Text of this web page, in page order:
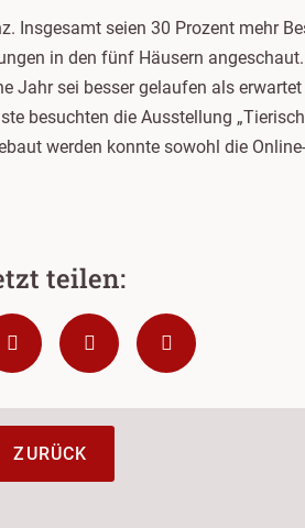
Insgesamt seien 30 Prozent mehr
in den fünf Häusern
Jahr sei besser gelaufen als
besuchten die Ausstellung
werden konnte sowohl die
ZURÜCK